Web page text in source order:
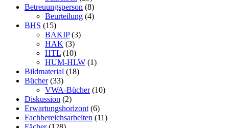
Betreuungsperson (8)
Beurteilung (4)
BHS (15)
BAKIP(3)
HAK (3)
HTL (10)
HUM-HLW (1)
Bildmaterial (18)
Bücher(33)
VWA-Bücher(10)
Diskussion (2)
Erwartungshorizont (6)
Fachbereichsarbeiten (11)